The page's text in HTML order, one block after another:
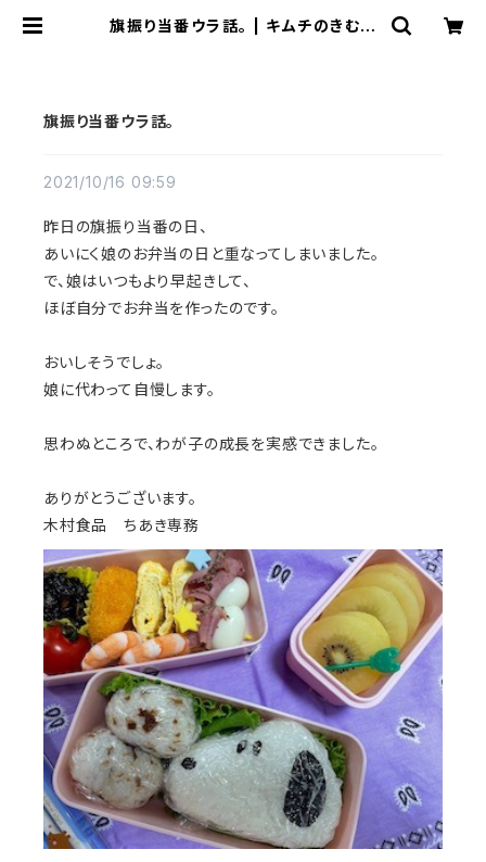
旗振り当番ウラ話。 | キムチのきむた
旗振り当番ウラ話。
2021/10/16 09:59
昨日の旗振り当番の日、
あいにく娘のお弁当の日と重なってしまいました。
で、娘はいつもより早起きして、
ほぼ自分でお弁当を作ったのです。
おいしそうでしょ。
娘に代わって自慢します。
思わぬところで、わが子の成長を実感できました。
ありがとうございます。
木村食品 ちあき専務